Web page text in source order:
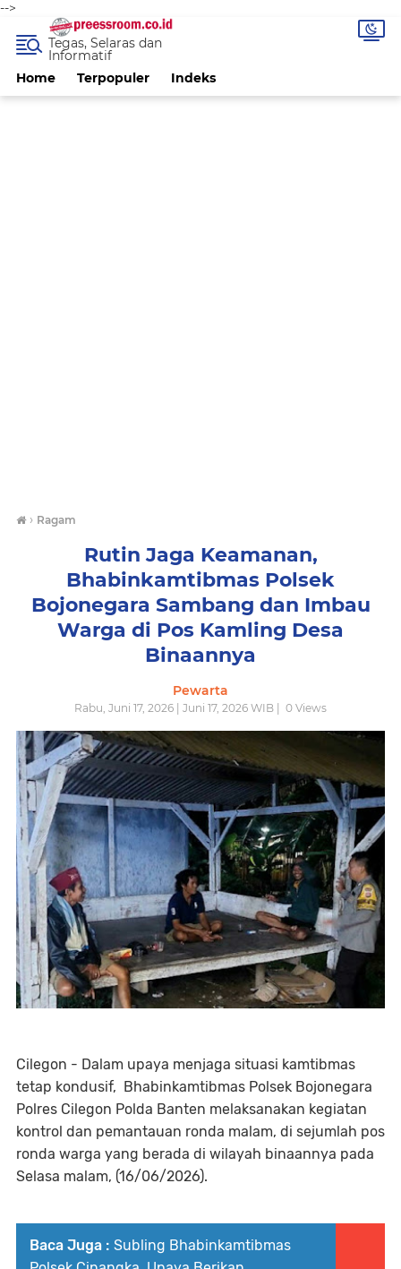
-->
Home Terpopuler Indeks
Tegas, Selaras dan
Informatif
› Ragam
Rutin Jaga Keamanan,
Bhabinkamtibmas Polsek
Bojonegara Sambang dan Imbau
Warga di Pos Kamling Desa
Binaannya
Pewarta
Rabu, Juni 17, 2026 | Juni 17, 2026 WIB | 0 Views
Cilegon - Dalam upaya menjaga situasi kamtibmas
tetap kondusif, Bhabinkamtibmas Polsek Bojonegara
Polres Cilegon Polda Banten melaksanakan kegiatan
kontrol dan pemantauan ronda malam, di sejumlah pos
ronda warga yang berada di wilayah binaannya pada
Selasa malam, (16/06/2026).
Baca Juga : Subling Bhabinkamtibmas